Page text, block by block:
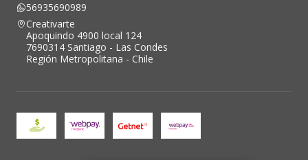
56935690989
Creativarte
Apoquindo 4900 local 124
7690314 Santiago - Las Condes
Región Metropolitana - Chile